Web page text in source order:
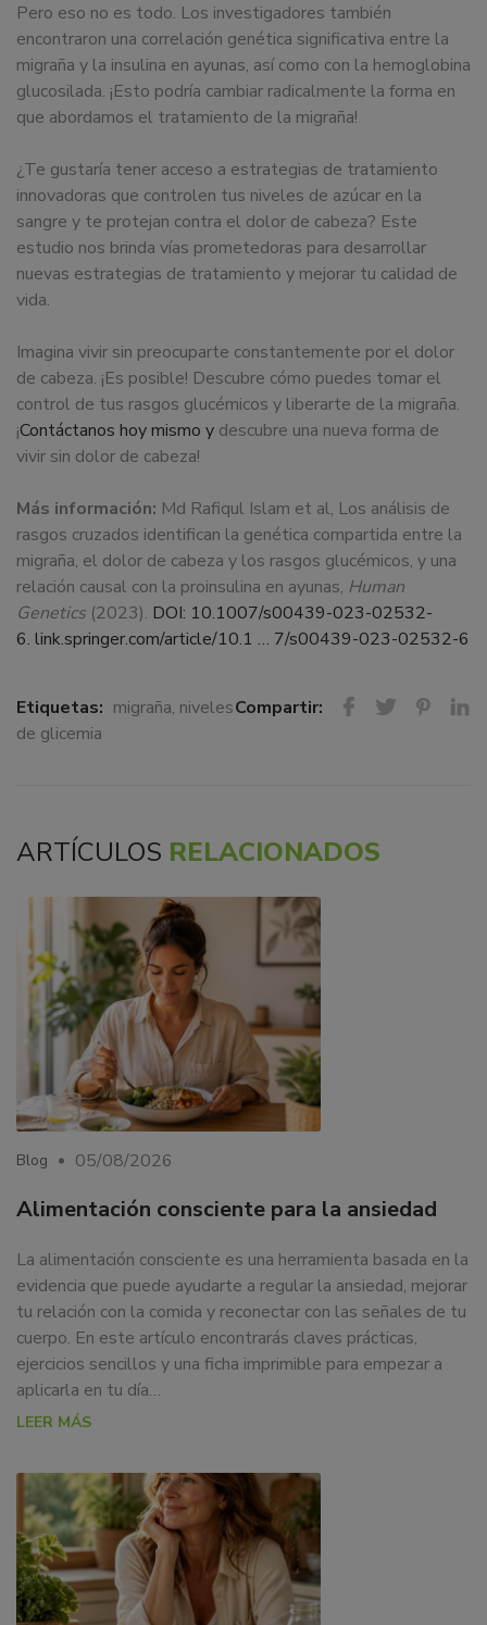
Pero eso no es todo. Los investigadores también
encontraron una correlación genética significativa entre la
migraña y la insulina en ayunas, así como con la hemoglobina
glucosilada. ¡Esto podría cambiar radicalmente la forma en
que abordamos el tratamiento de la migraña!
¿Te gustaría tener acceso a estrategias de tratamiento
innovadoras que controlen tus niveles de azúcar en la
sangre y te protejan contra el dolor de cabeza? Este
estudio nos brinda vías prometedoras para desarrollar
nuevas estrategias de tratamiento y mejorar tu calidad de
vida.
Imagina vivir sin preocuparte constantemente por el dolor
de cabeza. ¡Es posible! Descubre cómo puedes tomar el
control de tus rasgos glucémicos y liberarte de la migraña.
¡Contáctanos hoy mismo y descubre una nueva forma de
vivir sin dolor de cabeza!
Más información: Md Rafiqul Islam et al, Los análisis de
rasgos cruzados identifican la genética compartida entre la
migraña, el dolor de cabeza y los rasgos glucémicos, y una
relación causal con la proinsulina en ayunas, Human
Genetics (2023). DOI: 10.1007/s00439-023-02532-
6. link.springer.com/article/10.1 … 7/s00439-023-02532-6
Etiquetas: migraña, niveles
de glicemia
Compartir:
ARTÍCULOS RELACIONADOS
Blog 05/08/2026
Alimentación consciente para la ansiedad
La alimentación consciente es una herramienta basada en la
evidencia que puede ayudarte a regular la ansiedad, mejorar
tu relación con la comida y reconectar con las señales de tu
cuerpo. En este artículo encontrarás claves prácticas,
ejercicios sencillos y una ficha imprimible para empezar a
aplicarla en tu día…
LEER MÁS